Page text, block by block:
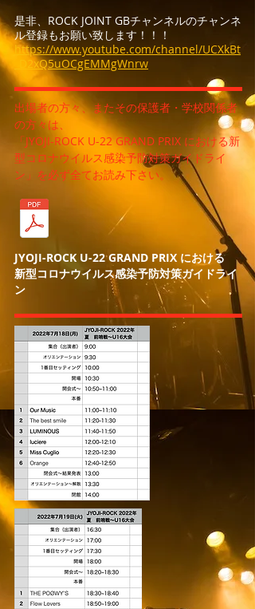
是非、ROCK JOINT GBチャンネルのチャンネ
ル登録もお願い致します！！！
https://www.youtube.com/channel/UCXkBt
_D2xQ5uOCgEMMgWnrw
出場者の方々、またその保護者・学校関係者
の方々は、
「JYOJI-ROCK U-22 GRAND PRIX における新
型コロナウイルス感染予防対策ガイドライ
ン」を必ず全てお読み下さい。
JYOJI-ROCK U-22 GRAND PRIX における
新型コロナウイルス感染予防対策ガイドライ
ン